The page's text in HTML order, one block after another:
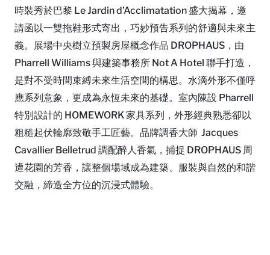
時裝秀於巴黎 Le Jardin d’Acclimatation 盛大揭幕，邀
請函以一雙拖鞋形式寄出，巧妙預告系列的舒適與未來主
義。展場中央樹立預製房屋概念作品 DROPHAUS，由
Pharrell Williams 與建築事務所 Not A Hotel 聯手打造，
是對不受時間束縛未來生活空間的構思。水滴外形不僅呼
應系列意象，更成為永恆未來的基礎。室內陳設 Pharrell
特別設計的 HOMEWORK 家具系列，外形經典熟悉卻以
粗糙起伏輪廓致敬手工匠藝。品牌調香大師 Jacques
Cavallier Belletrud 調配醉人香氣，捕捉 DROPHAUS 周
遭花園的芳香，讓整個場域成為建築、服裝與自然的和諧
交融，締造全方位的沉浸式體驗。